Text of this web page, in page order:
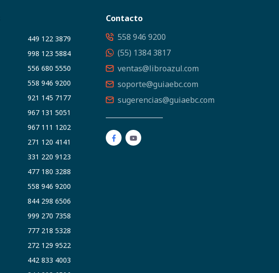
449 122 3879
998 123 5884
556 680 5550
558 946 9200
921 145 7177
967 131 5051
967 111 1202
271 120 4141
331 220 9123
477 180 3288
558 946 9200
844 298 6506
999 270 7358
777 218 5328
272 129 9522
442 833 4003
Contacto
558 946 9200
(55) 1384 3817
ventas@libroazul.com
soporte@guiaebc.com
sugerencias@guiaebc.com